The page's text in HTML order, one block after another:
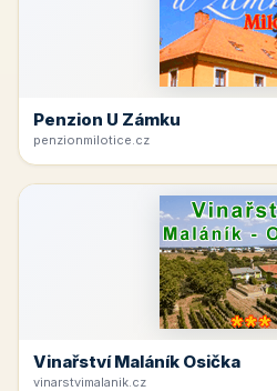
Penzion U Zámku
penzionmilotice.cz
Vinařství Maláník Osička
vinarstvimalanik.cz